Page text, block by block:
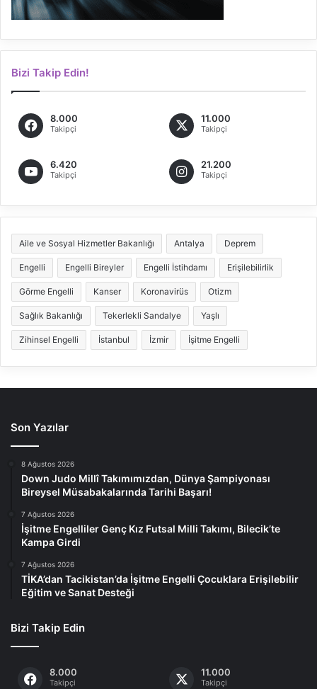
Bizi Takip Edin!
8.000
Takipçi
11.000
Takipçi
6.420
Takipçi
21.200
Takipçi
Aile ve Sosyal Hizmetler Bakanlığı Antalya Deprem
Engelli Engelli Bireyler Engelli İstihdamı Erişilebilirlik
Görme Engelli Kanser Koronavirüs Otizm
Sağlık Bakanlığı Tekerlekli Sandalye Yaşlı
Zihinsel Engelli İstanbul İzmir İşitme Engelli
Son Yazılar
8 Ağustos 2026
Down Judo Millî Takımımızdan, Dünya Şampiyonası
Bireysel Müsabakalarında Tarihi Başarı!
7 Ağustos 2026
İşitme Engelliler Genç Kız Futsal Milli Takımı, Bilecik’te
Kampa Girdi
7 Ağustos 2026
TİKA’dan Tacikistan’da İşitme Engelli Çocuklara Erişilebilir
Eğitim ve Sanat Desteği
Bizi Takip Edin
8.000
Takipçi
11.000
Takipçi